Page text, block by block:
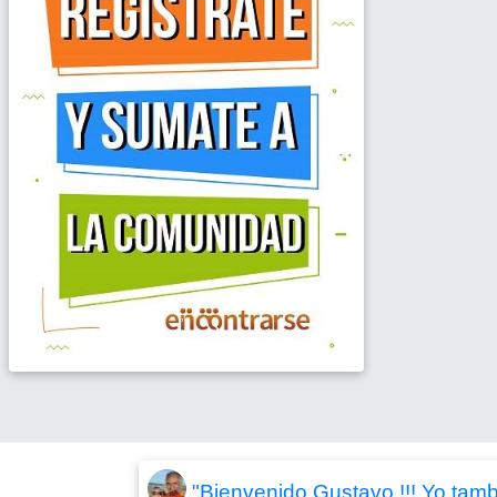
"Bienvenido Gustavo !!! Yo